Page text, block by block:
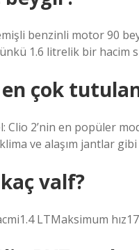
benzinli motor 90
1.6 litrelik bir
en çok
Clio 2’nin en popüler
ve alaşım jantlar
valf?
LTMaksimum